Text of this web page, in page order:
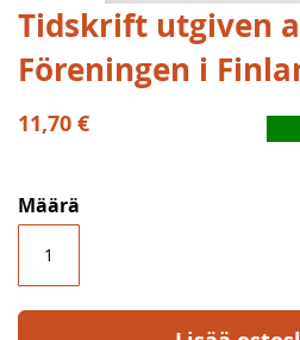
Skip
to
the
of
gallery
Tidskrift utgiven
Föreningen i
11,70 €
Määrä